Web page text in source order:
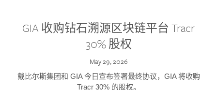
GIA 收购钻石溯源区块链平台 Tracr
30% 股权
May 29, 2026
戴比尔斯集团和 GIA 今日宣布签署最终协议，GIA 将收购
Tracr 30% 的股权。